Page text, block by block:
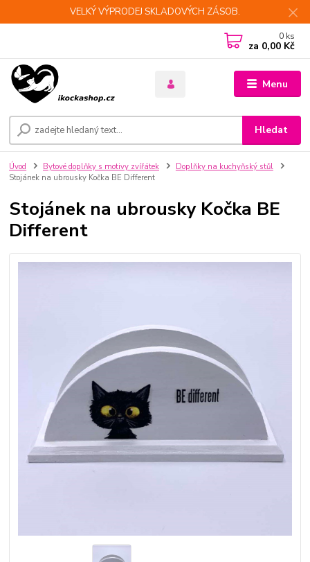
VELKÝ VÝPRODEJ SKLADOVÝCH ZÁSOB.
Menu
Hledat
0 ks
za 0,00 Kč
Úvod Bytové doplňky s motivy zvířátek
Doplňky na kuchyňský stůl
Stojánek na ubrousky Kočka BE Different
Stojánek na ubrousky Kočka BE
Different